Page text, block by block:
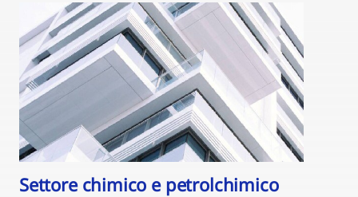
Settore chimico e petrolchimico